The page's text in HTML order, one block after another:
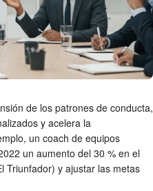
de los patrones de conducta,
y acelera la
un coach de equipos
un aumento del 30 % en el
Triunfador) y ajustar las metas